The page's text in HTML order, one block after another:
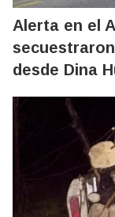
Alerta en el
desde Dina